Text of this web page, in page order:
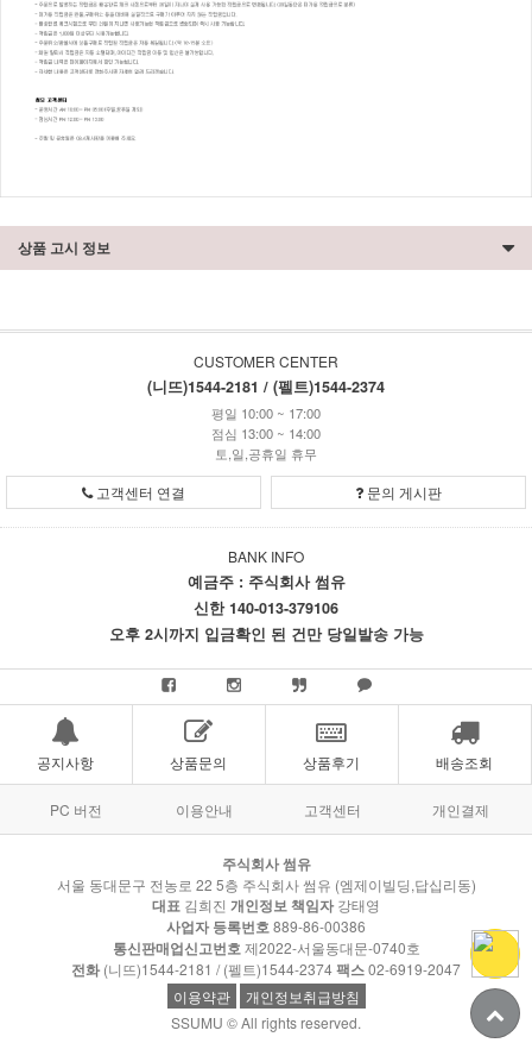
상품 고시 정보
CUSTOMER CENTER
(니뜨)1544-2181 / (펠트)1544-2374
평일 10:00 ~ 17:00
점심 13:00 ~ 14:00
토,일,공휴일 휴무
고객센터 연결 문의 게시판
BANK INFO
예금주 : 주식회사 썸유
신한 140-013-379106
오후 2시까지 입금확인 된 건만 당일발송 가능
공지사항 상품문의 상품후기 배송조회
PC 버전 이용안내 고객센터 개인결제
주식회사 썸유
서울 동대문구 전농로 22 5층 주식회사 썸유 (엠제이빌딩,답십리동)
대표 김희진 개인정보 책임자 강태영
사업자 등록번호889-86-00386
통신판매업신고번호 제2022-서울동대문-0740호
전화 (니뜨)1544-2181 / (펠트)1544-2374팩스02-6919-2047
이용약관
개인정보취급방침
SSUMU © All rights reserved.